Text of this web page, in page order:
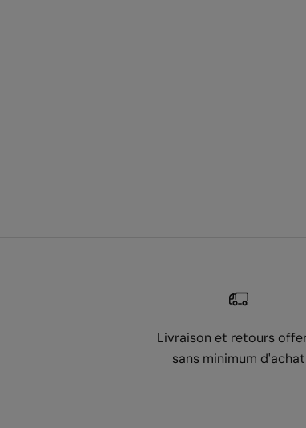
Livraison et retours
sans minimum d'achat